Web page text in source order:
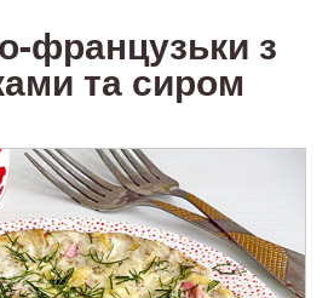
французьки з
та сиром